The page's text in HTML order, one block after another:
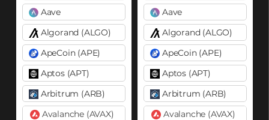
Aave
Algorand (ALGO)
ApeCoin (APE)
Aptos (APT)
Arbitrum (ARB)
Avalanche (AVAX)
Aave
Algorand (ALGO)
ApeCoin (APE)
Aptos (APT)
Arbitrum (ARB)
Avalanche (AVAX)